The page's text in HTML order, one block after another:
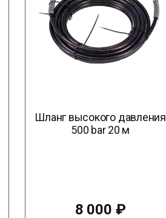
Шланг высокого давления
500 bar 20 м
8 000 ₽